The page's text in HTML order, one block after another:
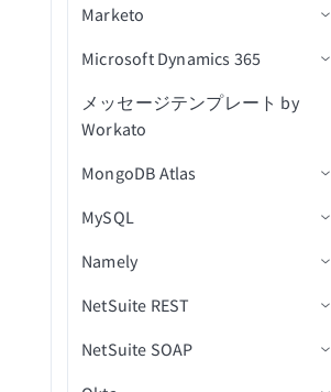
（batch）
リストに連絡先を追加（バ
ワークフローに連絡先を追
（バッチ）
連絡先を削除
エンゲージメントを作成
所有者詳細を取得
ユーザーを更新
アルタイム）
新規/更新済み課題（リアル
タイム）
新規/更新済みワークログ
（リアルタイム）
課題が更新済み
課題が更新済み（バッチ）
課題を取得
課題コメントを取得
課題スキーマを取得
ユーザー詳細を取得
割り当て可能なユーザーを
チ）
オブジェクトの作成
オブジェクトの削除
IDでオブジェクトを取得
ID別にオブジェクトを一覧
表示
ユーザーをロック
ユーザーMFAをリセット
トリガーコマンドを実行
新規リード獲得フォーム送
アクション
IDでリード獲得フォーム応
リード獲得フォーム回答を
トリガー
キャンペーンが作成されま
キャンペーンが開封されま
した
新規リスト
新規購読者
新規または更新済み購読者
アクション
サブスクライバーを追加
加
サブスクライバーアクティ
得
購読者を削除
コネクション設定
アクション
オブジェクトにマッピング
Marketo
コネクション設定
セルフサービスフローステッ
プ
トリガー
新規リードをエクスポート
スポート（bulk）
リストに追加されたリード
アクション
スマートキャンペーンを有
追加（バッチ）
Microsoft Dynamics 365
コネクション設定
削除済みオブジェクト
コードをエクスポート
アクション
オブジェクトの作成
チ）
メッセージテンプレート by
Workato
MongoDB Atlas
コネクション設定
アクション
ドキュメントを削除
ドキュメントを挿入
カスタムフィルタークエリの
MySQL
コネクション設定
トリガー
新規行
アクション
Namely
コネクション設定
トリガー
NetSuite REST
コネクション設定
NetSuite SOAP